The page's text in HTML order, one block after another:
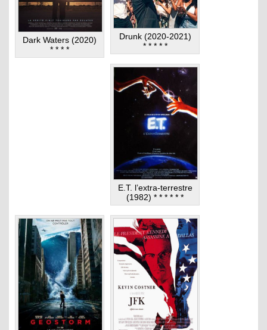
Dark Waters (2020)
* * * *
Drunk (2020-2021)
* * * * *
E.T. l’extra-terrestre
(1982) * * * * * *